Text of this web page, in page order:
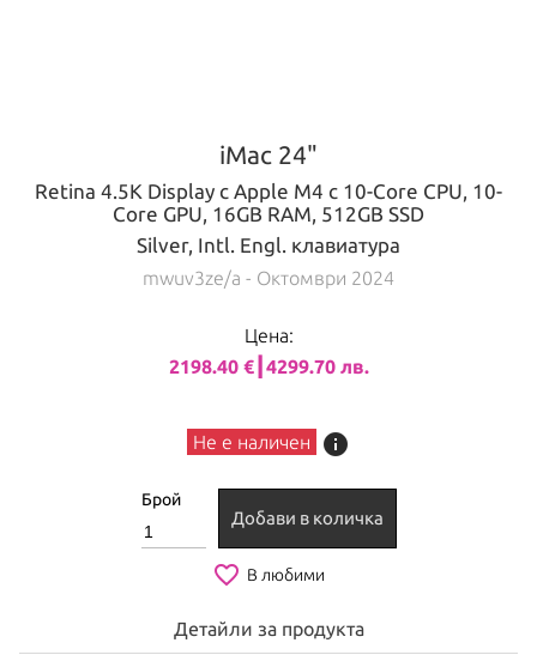
iMac 24"
Retina 4.5K Display с Apple M4 с 10-Core CPU, 10-
Core GPU, 16GB RAM, 512GB SSD
Silver, Intl. Engl. клавиатура
mwuv3ze/a - Октомври 2024
Цена:
2198.40 €┃4299.70 лв.
Не е наличен info
Брой
Добави в количка
favorite_border В любими
Детайли за продукта